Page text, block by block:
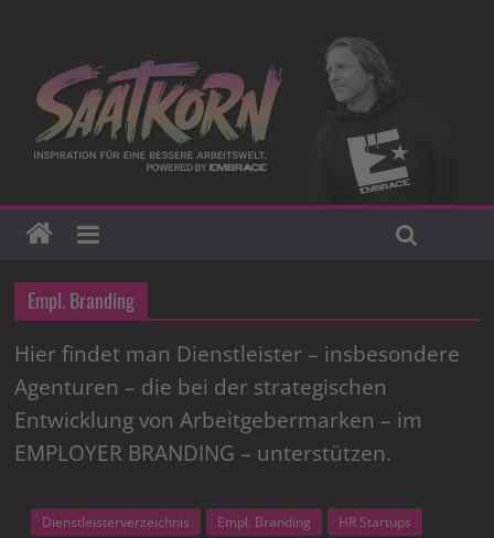
Empl. Branding
Hier findet man Dienstleister – insbesondere
Agenturen – die bei der strategischen
Entwicklung von Arbeitgebermarken – im
EMPLOYER BRANDING – unterstützen.
Dienstleisterverzeichnis Empl. Branding HR Startups